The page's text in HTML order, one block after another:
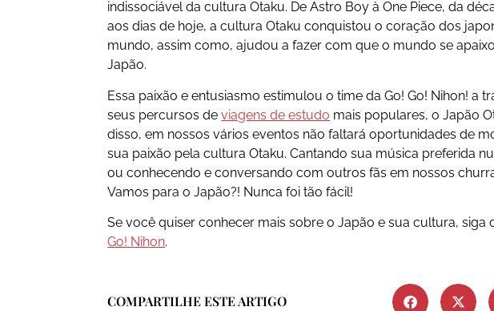
indissociável da cultura Otaku. De Astro Boy à One Piece, da
aos dias de hoje, a cultura Otaku conquistou o coração dos
mundo, assim como, ajudou a fazer com que o mundo se
Japão.
Essa paixão e entusiasmo estimulou o time da Go! Go! Nihon! a
seus percursos deviagens de estudo mais populares, o Japão
disso, em nossos vários eventos não faltará oportunidades de
sua paixão pela cultura Otaku. Cantando sua música preferida
ou conhecendo e conversando com outros fãs em nossos
Vamos para o Japão?! Nunca foi tão fácil!
Se você quiser conhecer mais sobre o Japão e sua cultura, siga
Go! Nihon.
COMPARTILHE ESTE ARTIGO